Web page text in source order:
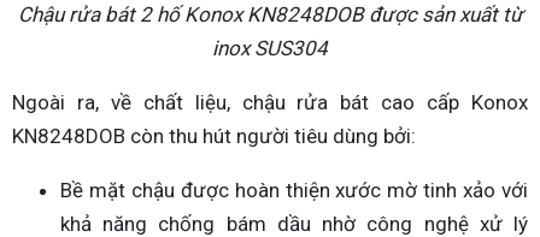
Chậu rửa bát 2 hố Konox KN8248DOB được sản xuất từ
inox SUS304
Ngoài ra, về chất liệu, chậu rửa bát cao cấp Konox
KN8248DOB còn thu hút người tiêu dùng bởi:
Bề mặt chậu được hoàn thiện xước mờ tinh xảo với
khả năng chống bám dầu nhờ công nghệ xử lý